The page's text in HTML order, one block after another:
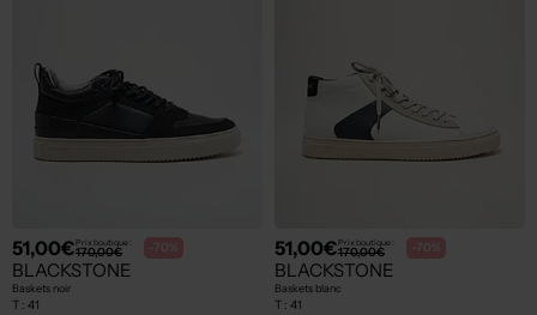
51,00€Prix boutique :
170,00€ -70%
BLACKSTONE
Baskets noir
T : 41
51,00€Prix boutique :
170,00€ -70%
BLACKSTONE
Baskets blanc
T : 41